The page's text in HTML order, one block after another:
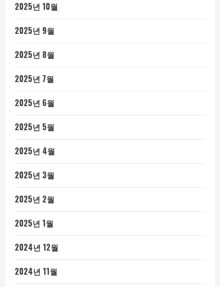
2025년 10월
2025년 9월
2025년 8월
2025년 7월
2025년 6월
2025년 5월
2025년 4월
2025년 3월
2025년 2월
2025년 1월
2024년 12월
2024년 11월